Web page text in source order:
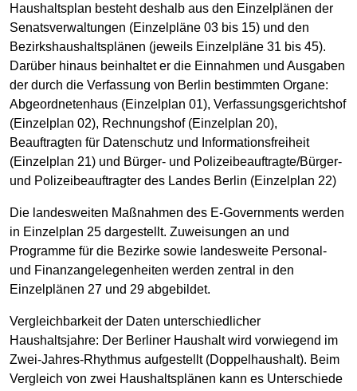
Haushaltsplan besteht deshalb aus den Einzelplänen der
Senatsverwaltungen (Einzelpläne 03 bis 15) und den
Bezirkshaushaltsplänen (jeweils Einzelpläne 31 bis 45).
Darüber hinaus beinhaltet er die Einnahmen und Ausgaben
der durch die Verfassung von Berlin bestimmten Organe:
Abgeordnetenhaus (Einzelplan 01), Verfassungsgerichtshof
(Einzelplan 02), Rechnungshof (Einzelplan 20),
Beauftragten für Datenschutz und Informationsfreiheit
(Einzelplan 21) und Bürger- und Polizeibeauftragte/Bürger-
und Polizeibeauftragter des Landes Berlin (Einzelplan 22)
Die landesweiten Maßnahmen des E-Governments werden
in Einzelplan 25 dargestellt. Zuweisungen an und
Programme für die Bezirke sowie landesweite Personal-
und Finanzangelegenheiten werden zentral in den
Einzelplänen 27 und 29 abgebildet.
Vergleichbarkeit der Daten unterschiedlicher
Haushaltsjahre: Der Berliner Haushalt wird vorwiegend im
Zwei-Jahres-Rhythmus aufgestellt (Doppelhaushalt). Beim
Vergleich von zwei Haushaltsplänen kann es Unterschiede